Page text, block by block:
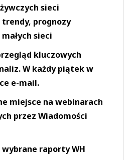
sieci
trendy, prognozy
sieci
kluczowych
W każdy piątek w
e-mail.
miejsce na webinarach
przez Wiadomości
wybrane raporty WH